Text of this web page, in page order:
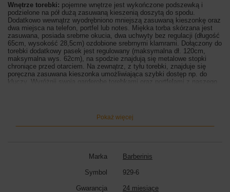
Wnętrze torebki: pojemne wnętrze jest wykończone podszewką i
podzielone na pół dużą zasuwaną kieszenią doszytą do spodu.
Dodatkowo wewnątrz wyodrębniono mniejszą zasuwaną kieszonkę oraz
dwa miejsca na telefon, portfel lub notes. Miękka torba skórzana jest
zasuwana, posiada srebrne okucia, dwa uchwyty bez regulacji (długość
65cm, wysokość 28,5cm) ozdobione srebrnymi klamrami. Dołączony do
torebki dodatkowy pasek jest regulowany (maksymalna dł. 120cm,
maksymalna wys. 62cm), na spodzie znajdują się metalowe stopki
chroniące przed otarciem. Na zewnątrz, z tyłu torebki, znajduje się
poręczna zasuwana kieszonka umożliwiająca szybki dostęp np. do
kluczy. Wyróżnij swoją garderobę torebkami oraz portfelami z naszego
Pokaż więcej
Marka Barberinis
Symbol 929-6
Gwarancja 24 miesiące